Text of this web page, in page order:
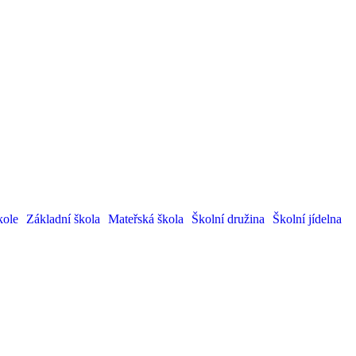
Základní škola Mateřská škola Školní družina Školní jídelna